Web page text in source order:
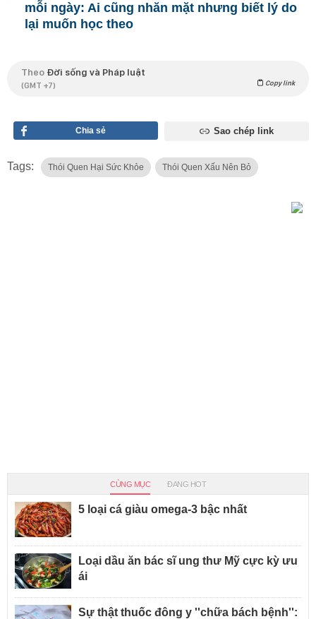
mỗi ngày: Ai cũng nhăn mặt nhưng biết lý do
lại muốn học theo
Theo Đời sống và Pháp luật
(GMT +7) Copy link
Chia sẻ Sao chép link
Tags: Thói Quen Hại Sức Khỏe Thói Quen Xấu Nên Bỏ
CÙNG MỤC ĐANG HOT
5 loại cá giàu omega-3 bậc nhất
Loại dầu ăn bác sĩ ung thư Mỹ cực kỳ ưu
ái
Sự thật thuốc đông y ''chữa bách bệnh'':